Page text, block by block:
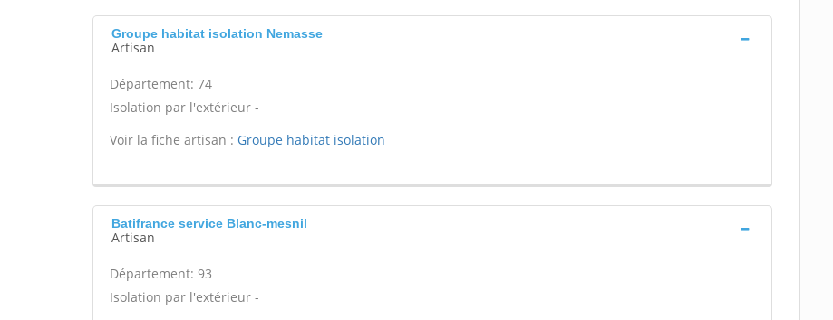
Groupe habitat isolation Nemasse
Artisan
Département: 74
Isolation par l'extérieur -
Voir la fiche artisan : Groupe habitat isolation
Batifrance service Blanc-mesnil
Artisan
Département: 93
Isolation par l'extérieur -